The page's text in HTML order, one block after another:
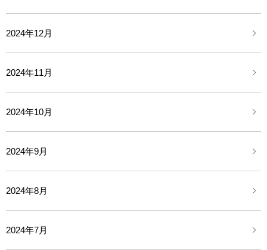
2024年12月
2024年11月
2024年10月
2024年9月
2024年8月
2024年7月